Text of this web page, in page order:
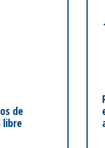
de
libre